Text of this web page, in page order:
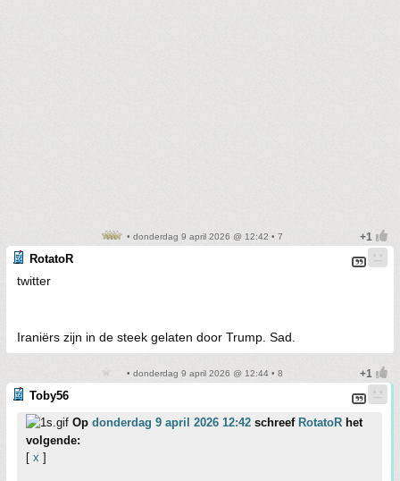
• donderdag 9 april 2026 @ 12:42 • 7
RotatoR
twitter
Iraniërs zijn in de steek gelaten door Trump. Sad.
• donderdag 9 april 2026 @ 12:44 • 8
Toby56
Op donderdag 9 april 2026 12:42 schreef RotatoR het
volgende:
[ x ]